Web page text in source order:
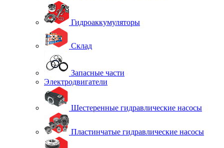
Гидроаккумуляторы
Склад
Запасные части
Электродвигатели
Шестеренные гидравлические насосы
Пластинчатые гидравлические насосы